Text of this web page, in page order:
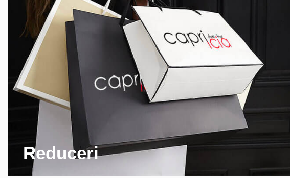
Reduceri